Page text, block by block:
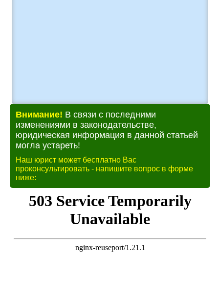
Внимание! В связи с последними
изменениями в законодательстве,
юридическая информация в данной статьей
могла устареть!
Наш юрист может бесплатно Вас
проконсультировать - напишите вопрос в форме
ниже: